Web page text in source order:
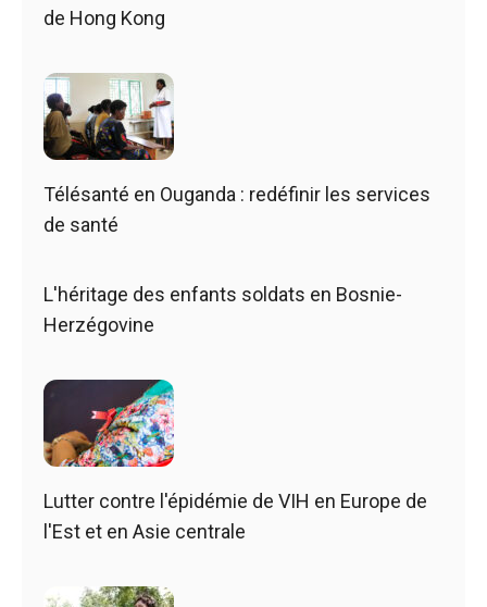
de Hong Kong
Télésanté en Ouganda : redéfinir les services
de santé
L'héritage des enfants soldats en Bosnie-
Herzégovine
Lutter contre l'épidémie de VIH en Europe de
l'Est et en Asie centrale